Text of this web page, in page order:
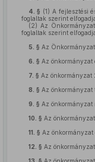
4. § (1) A fejlesztési
foglaltak szerint
(2) Az
foglaltak szerint
5. § Az
6. § Az önkormányzat
7. § Az önkormányzat
8. § Az önkormányzat
9. § Az önkormányzat
10. § Az
11. § Az
12. § Az